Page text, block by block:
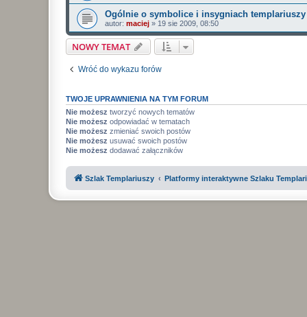
Ogólnie o symbolice i insygniach templariuszy
autor: maciej » 19 sie 2009, 08:50
NOWY TEMAT
Wróć do wykazu forów
TWOJE UPRAWNIENIA NA TYM FORUM
Nie możesz tworzyć nowych tematów
Nie możesz odpowiadać w tematach
Nie możesz zmieniać swoich postów
Nie możesz usuwać swoich postów
Nie możesz dodawać załączników
Szlak Templariuszy Platformy interaktywne Szlaku